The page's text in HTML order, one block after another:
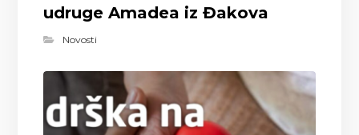
udruge Amadea iz Đakova
Novosti